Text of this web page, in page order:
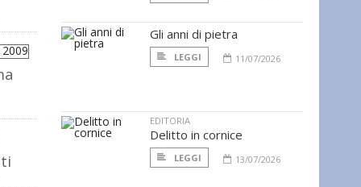
Gli anni di pietra
LEGGI 11/07/2026
EDITORIA
Delitto in cornice
LEGGI 13/07/2026